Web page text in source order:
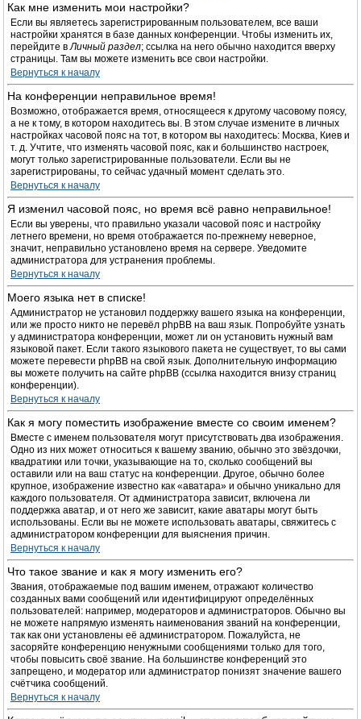
Как мне изменить мои настройки?
Если вы являетесь зарегистрированным пользователем, все ваши
настройки хранятся в базе данных конференции. Чтобы изменить их,
перейдите вЛичный раздел; ссылка на него обычно находится вверху
страницы. Там вы можете изменить все свои настройки.
Вернуться к началу
На конференции неправильное время!
Возможно, отображается время, относящееся к другому часовому поясу,
а не к тому, в котором находитесь вы. В этом случае измените в личных
настройках часовой пояс на тот, в котором вы находитесь: Москва, Киев и
т. д. Учтите, что изменять часовой пояс, как и большинство настроек,
могут только зарегистрированные пользователи. Если вы не
зарегистрированы, то сейчас удачный момент сделать это.
Вернуться к началу
Я изменил часовой пояс, но время всё равно неправильное!
Если вы уверены, что правильно указали часовой пояс и настройку
летнего времени, но время отображается по-прежнему неверное,
значит, неправильно установлено время на сервере. Уведомите
администратора для устранения проблемы.
Вернуться к началу
Моего языка нет в списке!
Администратор не установил поддержку вашего языка на конференции,
или же просто никто не перевёл phpBB на ваш язык. Попробуйте узнать
у администратора конференции, может ли он установить нужный вам
языковой пакет. Если такого языкового пакета не существует, то вы сами
можете перевести phpBB на свой язык. Дополнительную информацию
вы можете получить на сайте phpBB (ссылка находится внизу страниц
конференции).
Вернуться к началу
Как я могу поместить изображение вместе со своим именем?
Вместе с именем пользователя могут присутствовать два изображения.
Одно из них может относиться к вашему званию, обычно это звёздочки,
квадратики или точки, указывающие на то, сколько сообщений вы
оставили или на ваш статус на конференции. Другое, обычно более
крупное, изображение известно как «аватара» и обычно уникально для
каждого пользователя. От администратора зависит, включена ли
поддержка аватар, и от него же зависит, какие аватары могут быть
использованы. Если вы не можете использовать аватары, свяжитесь с
администратором конференции для выяснения причин.
Вернуться к началу
Что такое звание и как я могу изменить его?
Звания, отображаемые под вашим именем, отражают количество
созданных вами сообщений или идентифицируют определённых
пользователей: например, модераторов и администраторов. Обычно вы
не можете напрямую изменять наименования званий на конференции,
так как они установлены её администратором. Пожалуйста, не
засоряйте конференцию ненужными сообщениями только для того,
чтобы повысить своё звание. На большинстве конференций это
запрещено, и модератор или администратор понизят значение вашего
счётчика сообщений.
Вернуться к началу